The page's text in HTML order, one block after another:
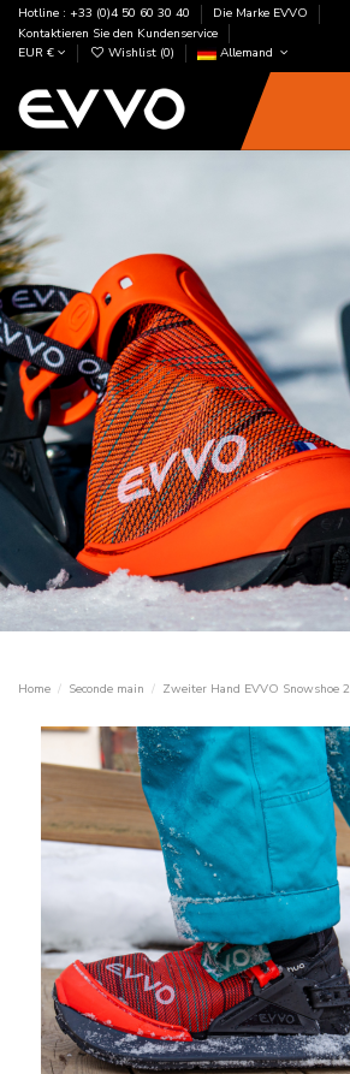
Hotline : +33 (0)4 50 60 30 40
Die Marke EVVO
Kontaktieren Sie den Kundenservice
EUR €
Wishlist (0) Allemand
Home Seconde main Zweiter Hand EVVO Snowshoe 2